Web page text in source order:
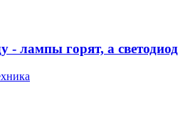
- лампы горят, а